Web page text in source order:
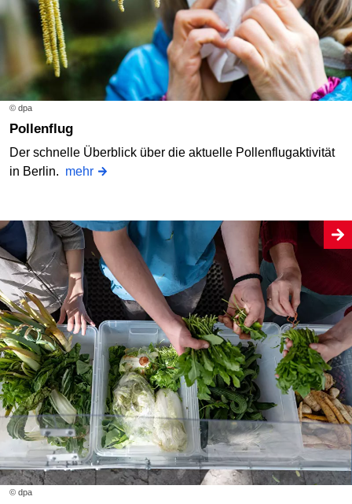
© dpa
Pollenflug
Der schnelle Überblick über die aktuelle Pollenflugaktivität
in Berlin. mehr
© dpa